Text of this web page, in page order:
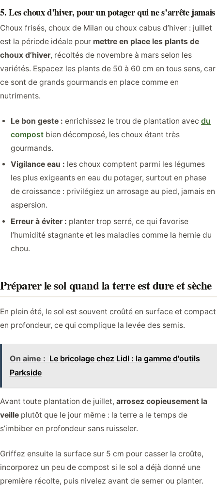
5. Les choux d’hiver, pour un potager qui ne s’arrête jamais
Choux frisés, choux de Milan ou choux cabus d’hiver : juillet
est la période idéale pour mettre en place les plants de
choux d’hiver, récoltés de novembre à mars selon les
variétés. Espacez les plants de 50 à 60 cm en tous sens, car
ce sont de grands gourmands en place comme en
nutriments.
Le bon geste : enrichissez le trou de plantation avecdu
compost bien décomposé, les choux étant très
gourmands.
Vigilance eau : les choux comptent parmi les légumes
les plus exigeants en eau du potager, surtout en phase
de croissance : privilégiez un arrosage au pied, jamais en
aspersion.
Erreur à éviter : planter trop serré, ce qui favorise
l’humidité stagnante et les maladies comme la hernie du
chou.
Préparer le sol quand la terre est dure et sèche
En plein été, le sol est souvent croûté en surface et compact
en profondeur, ce qui complique la levée des semis.
On aime : Le bricolage chez Lidl : la gamme d'outils
Parkside
Avant toute plantation de juillet, arrosez copieusement la
veille plutôt que le jour même : la terre a le temps de
s’imbiber en profondeur sans ruisseler.
Griffez ensuite la surface sur 5 cm pour casser la croûte,
incorporez un peu de compost si le sol a déjà donné une
première récolte, puis nivelez avant de semer ou planter.